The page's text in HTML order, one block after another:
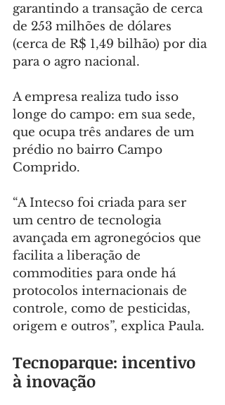
garantindo a transação de cerca
de 253 milhões de dólares
(cerca de R$ 1,49 bilhão) por dia
para o agro nacional.
A empresa realiza tudo isso
longe do campo: em sua sede,
que ocupa três andares de um
prédio no bairro Campo
Comprido.
“A Intecso foi criada para ser
um centro de tecnologia
avançada em agronegócios que
facilita a liberação de
commodities para onde há
protocolos internacionais de
controle, como de pesticidas,
origem e outros”, explica Paula.
Tecnoparque: incentivo
à inovação